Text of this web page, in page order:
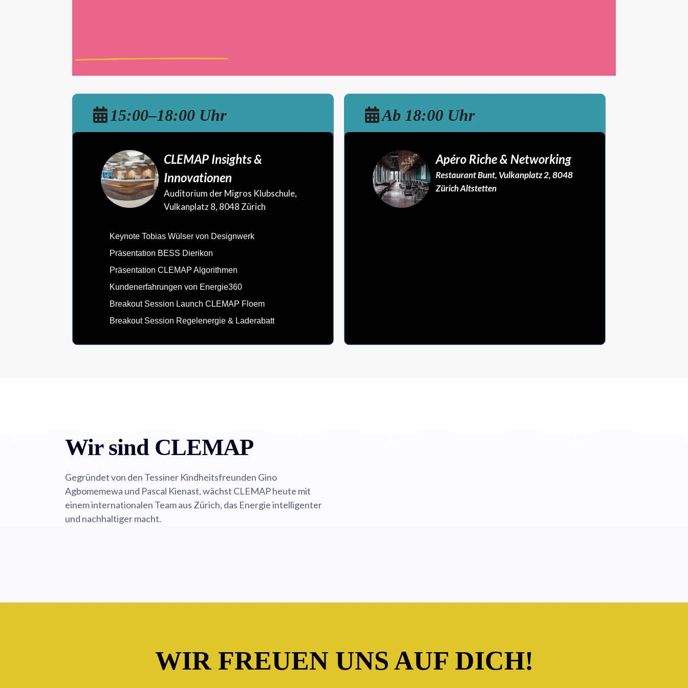
15:00–18:00 Uhr Ab 18:00 Uhr
CLEMAP Insights &
Innovationen
Auditorium der Migros Klubschule,
Vulkanplatz 8, 8048 Zürich
Keynote Tobias Wülser von Designwerk
Präsentation BESS Dierikon
Präsentation CLEMAP Algorithmen
Kundenerfahrungen von Energie360
Breakout Session Launch CLEMAP Floem
Breakout Session Regelenergie & Laderabatt
Apéro Riche & Networking
Restaurant Bunt, Vulkanplatz 2, 8048
Zürich Altstetten
Wir sind CLEMAP
Gegründet von den Tessiner Kindheitsfreunden Gino
Agbomemewa und Pascal Kienast, wächst CLEMAP heute mit
einem internationalen Team aus Zürich, das Energie intelligenter
und nachhaltiger macht.
WIR FREUEN UNS AUF DICH!